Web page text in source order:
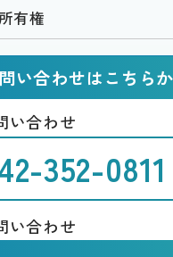
有権
い合わせはこちら
い合わせ
352-0811
い合わせ